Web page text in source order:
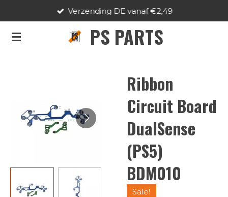
naar
PS PARTS
Verzending DE vanaf €2,49
Ribbon
Circuit Board
DualSense
(PS5)
BDM010
Sale!